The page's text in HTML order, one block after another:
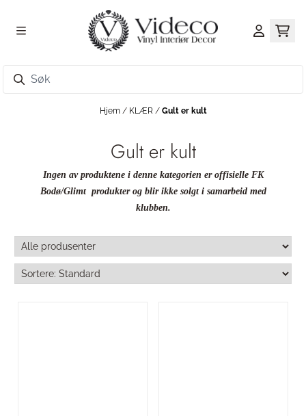
Hjem / KLÆR / Gult er kult
Gult er kult
Ingen av produktene i denne kategorien er offisielle FK
Bodø/Glimt produkter og blir ikke solgt i samarbeid med
klubben.